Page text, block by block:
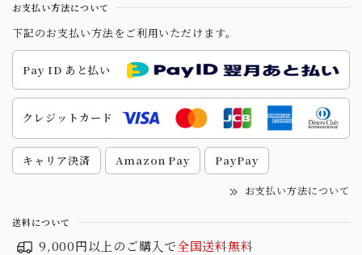
お支払い方法について
下記のお支払い方法をご利用いただけます。
Pay ID あと払い
クレジットカード
キャリア決済 Amazon Pay PayPay
お支払い方法について
送料について
9,000円以上のご購入で全国送料無料